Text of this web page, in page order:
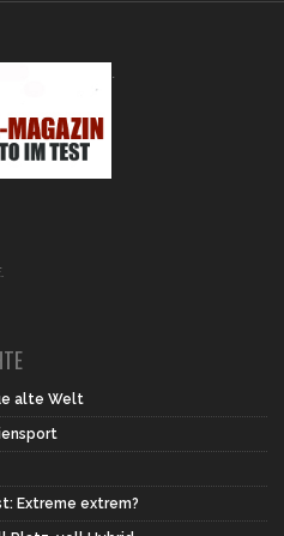
.
alte Welt
Extreme extrem?